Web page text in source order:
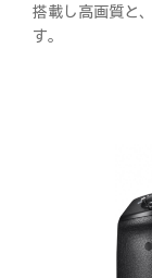
搭載し高画質と
す。